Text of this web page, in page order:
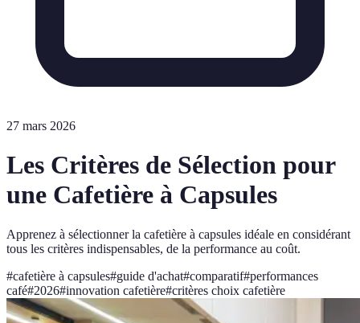
27 mars 2026
Les Critères de Sélection pour
une Cafetière à Capsules
Apprenez à sélectionner la cafetière à capsules idéale en considérant
tous les critères indispensables, de la performance au coût.
#cafetière à capsules#guide d'achat#comparatif#performances
café#2026#innovation cafetière#critères choix cafetière